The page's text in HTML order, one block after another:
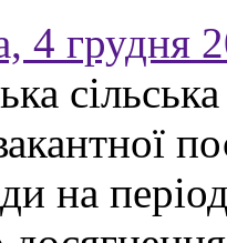
4 грудня
на